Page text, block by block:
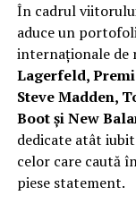
În cadrul
aduce un
internaționale de
Lagerfeld,
Steve Madden,
Boot și New
dedicate atât
celor care caută
piese statement.